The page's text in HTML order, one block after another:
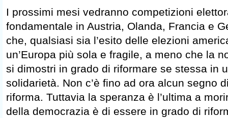
I prossimi mesi vedranno competizioni
fondamentale in Austria, Olanda, Francia e
che, qualsiasi sia l’esito delle elezioni
un’Europa più sola e fragile, a meno che la
si dimostri in grado di riformare se stessa in
solidarietà. Non c’è fino ad ora alcun segno
riforma. Tuttavia la speranza è l’ultima a
della democrazia è di essere in grado di